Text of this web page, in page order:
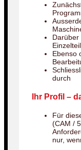
Darüber
Ebenso
durch
Ihr Profil –
Für
(CAM /
nur,